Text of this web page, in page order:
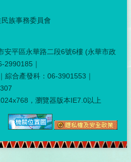
族事務委員會
安平區永華路二段6號6樓 (永華市政
2990185｜
綜合產發科：06-3901553｜
，瀏覽器版本IE7.0以上